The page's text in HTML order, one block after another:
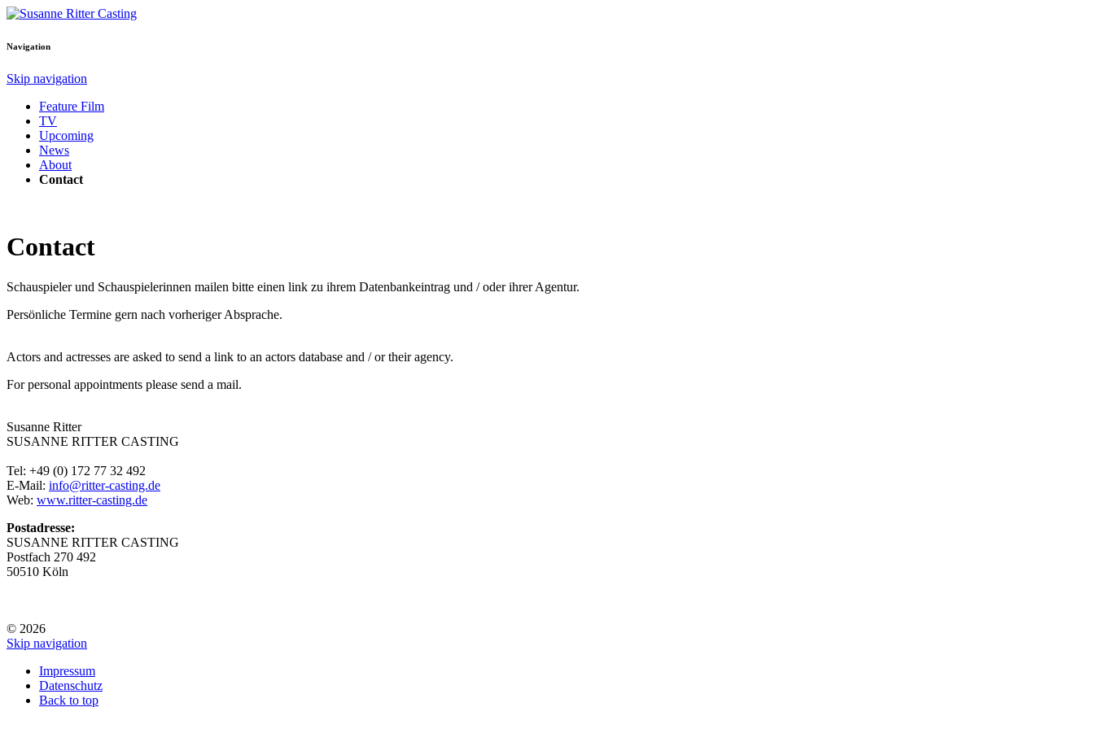
Navigation
Skip navigation
Feature Film
TV
Upcoming
News
About
Contact
Contact
Schauspieler und Schauspielerinnen mailen bitte einen link zu ihrem Datenbankeintrag und / oder ihrer Agentur.
Persönliche Termine gern nach vorheriger Absprache.
Actors and actresses are asked to send a link to an actors database and / or their agency.
For personal appointments please send a mail.
Susanne Ritter
SUSANNE RITTER CASTING
Tel: +49 (0) 172 77 32 492
E-Mail: info@ritter-casting.de
Web: www.ritter-casting.de
Postadresse:
SUSANNE RITTER CASTING
Postfach 270 492
50510 Köln
© 2026
Skip navigation
Impressum
Datenschutz
Back to top